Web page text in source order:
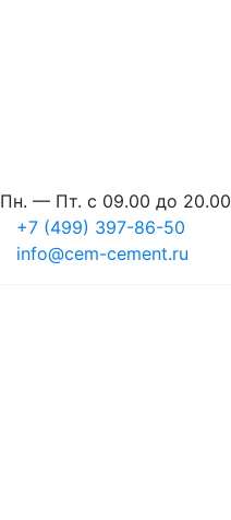
Пн. — Пт. с 09.00 до 20.00
+7 (499) 397-86-50
info@cem-cement.ru